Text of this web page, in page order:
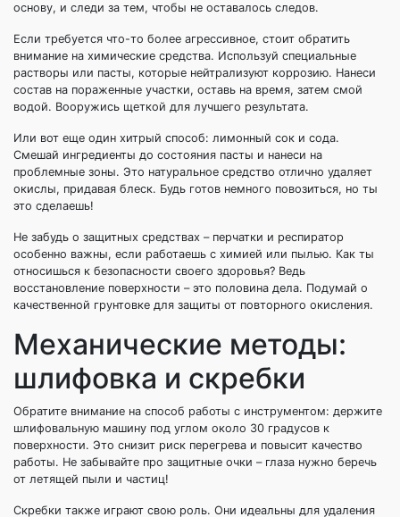
основу, и следи за тем, чтобы не оставалось следов.
Если требуется что-то более агрессивное, стоит обратить
внимание на химические средства. Используй специальные
растворы или пасты, которые нейтрализуют коррозию. Нанеси
состав на пораженные участки, оставь на время, затем смой
водой. Вооружись щеткой для лучшего результата.
Или вот еще один хитрый способ: лимонный сок и сода.
Смешай ингредиенты до состояния пасты и нанеси на
проблемные зоны. Это натуральное средство отлично удаляет
окислы, придавая блеск. Будь готов немного повозиться, но ты
это сделаешь!
Не забудь о защитных средствах – перчатки и респиратор
особенно важны, если работаешь с химией или пылью. Как ты
относишься к безопасности своего здоровья? Ведь
восстановление поверхности – это половина дела. Подумай о
качественной грунтовке для защиты от повторного окисления.
Механические методы:
шлифовка и скребки
Обратите внимание на способ работы с инструментом: держите
шлифовальную машину под углом около 30 градусов к
поверхности. Это снизит риск перегрева и повысит качество
работы. Не забывайте про защитные очки – глаза нужно беречь
от летящей пыли и частиц!
Скребки также играют свою роль. Они идеальны для удаления